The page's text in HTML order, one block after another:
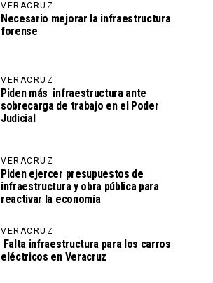
VERACRUZ
Necesario mejorar la infraestructura
forense
VERACRUZ
Piden más infraestructura ante
sobrecarga de trabajo en el Poder
Judicial
VERACRUZ
Piden ejercer presupuestos de
infraestructura y obra pública para
reactivar la economía
VERACRUZ
Falta infraestructura para los carros
eléctricos en Veracruz